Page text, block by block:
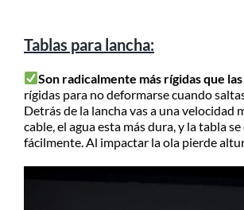
Tablas para lancha:
Son radicalmente más rígidas que
rígidas para no deformarse cuando
Detrás de la lancha vas a una velocidad
cable, el agua esta más dura, y la tabla
fácilmente. Al impactar la ola pierde